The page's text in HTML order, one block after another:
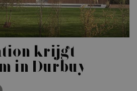
krijgt
in Durbuy